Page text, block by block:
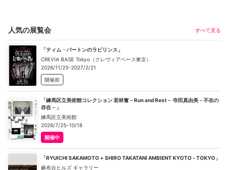
人気の展覧会 すべて見る
「ティム・バートンのラビリンス」
CREVIA BASE Tokyo（クレヴィアベース東京）
2026/11/25-2027/2/21
開催前
「練馬区立美術館コレクション 若林奮－Run and Rest－ 寺田真由美－不在の
存在－」
練馬区立美術館
2026/7/25-10/18
開催中
「RYUICHI SAKAMOTO + SHIRO TAKATANI AMBIENT KYOTO - TOKYO」
麻布台ヒルズ ギャラリー